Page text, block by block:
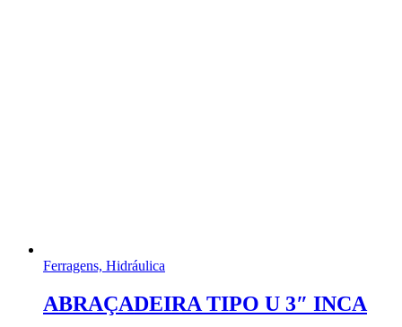
Ferragens, Hidráulica
ABRAÇADEIRA TIPO U 3″ INCA